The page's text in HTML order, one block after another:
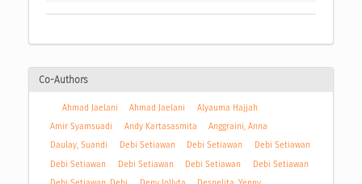
Co-Authors
Ahmad Jaelani Ahmad Jaelani
Alyauma Hajjah
Amir Syamsuadi
Andy Kartasasmita
Anggraini, Anna
Daulay, Suandi
Debi Setiawan Debi Setiawan
Debi Setiawan
Debi Setiawan
Debi Setiawan Debi Setiawan
Debi Setiawan